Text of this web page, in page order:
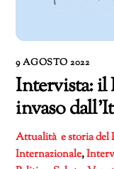
9 AGOSTO 2022
Intervista: il
invaso
Attualità e storia del
Internazionale,